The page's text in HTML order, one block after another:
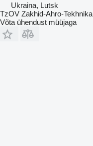
Ukraina, Lutsk
TzOV Zakhid-Ahro-Tekhnika
Võta ühendust müüjaga